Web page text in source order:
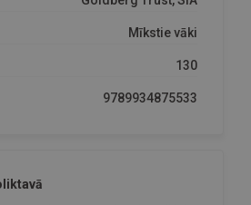
Mīkstie vāki
130
9789934875533